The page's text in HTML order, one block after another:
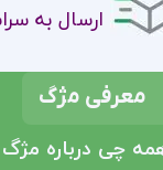
ارسال به
معرفی مژگ
چی درباره مژگ